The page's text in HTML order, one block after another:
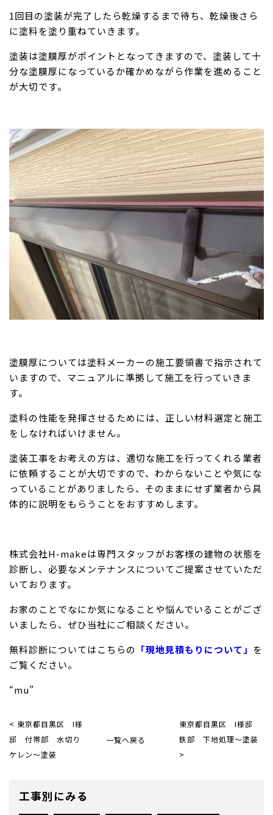
1回目の塗装が完了したら乾燥するまで待ち、乾燥後さら
に塗料を塗り重ねていきます。
塗装は塗膜厚がポイントとなってきますので、塗装して十
分な塗膜厚になっているか確かめながら作業を進めること
が大切です。
塗膜厚については塗料メーカーの施工要領書で指示されて
いますので、マニュアルに準拠して施工を行っていきま
す。
塗料の性能を発揮させるためには、正しい材料選定と施工
をしなければいけません。
塗装工事をお考えの方は、適切な施工を行ってくれる業者
に依頼することが大切ですので、わからないことや気にな
っていることがありましたら、そのままにせず業者から具
体的に説明をもらうことをおすすめします。
株式会社H-makeは専門スタッフがお客様の建物の状態を
診断し、必要なメンテナンスについてご提案させていただ
いております。
お家のことでなにか気になることや悩んでいることがござ
いましたら、ぜひ当社にご相談ください。
無料診断についてはこちらの 「現地見積もりについて」 を
ご覧ください。
“mu”
< 東京都目黒区 I様
邸 付帯部 水切り
ケレン〜塗装
東京都目黒区 I様邸
鉄部 下地処理〜塗装
>
一覧へ戻る
工事別にみる